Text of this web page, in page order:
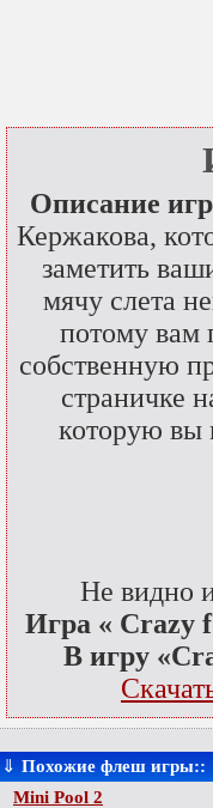
Описание
Кержакова,
заметить
мячу слета
потому вам
собственную
страничке
которую вы
Не видно
Игра « Crazy
В игру
⇓ Похожие флеш игры::
Mini Pool 2